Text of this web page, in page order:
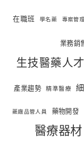
在職班 學名藥 專案管理
業務銷
生技醫藥人
產業趨勢 精準醫療
藥廠品管人員 藥物開發
醫療器材